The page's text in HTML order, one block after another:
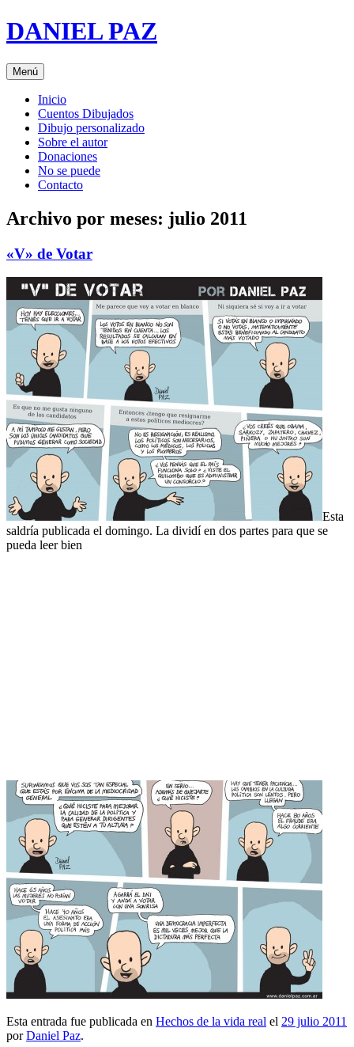
Saltar
al
DANIEL PAZ
Menú
Inicio
Cuentos Dibujados
Dibujo personalizado
Sobre el autor
Donaciones
No se puede
Contacto
Archivo por meses: julio 2011
«V» de Votar
Esta
saldría publicada el domingo. La dividí en dos partes para que se
pueda leer bien
Esta entrada fue publicada en Hechos de la vida real el 29 julio 2011
porDaniel Paz.